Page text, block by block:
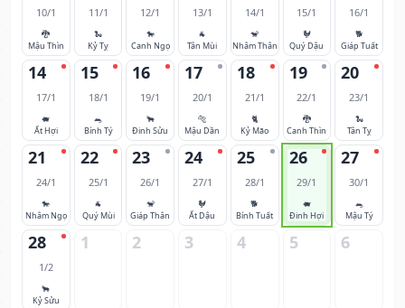
10/1
🐉
Mậu Thìn
11/1
🐍
Kỷ Tỵ
12/1
🐎
Canh Ngọ
13/1
🐐
Tân Mùi
14/1
🐒
Nhâm Thân
15/1
🐓
Quý Dậu
16/1
🐕
Giáp Tuất
14
17/1
🐖
Ất Hợi
15
18/1
🐀
Bính Tý
16
19/1
🐂
Đinh Sửu
17
20/1
🐅
Mậu Dần
18
21/1
🐈
Kỷ Mão
19
22/1
🐉
Canh Thìn
20
23/1
🐍
Tân Tỵ
21
24/1
🐎
Nhâm Ngọ
22
25/1
🐐
Quý Mùi
23
26/1
🐒
Giáp Thân
24
27/1
🐓
Ất Dậu
25
28/1
🐕
Bính Tuất
26
29/1
🐖
Đinh Hợi
27
30/1
🐀
Mậu Tý
28
1/2
🐂
Kỷ Sửu
1 2 3 4 5 6